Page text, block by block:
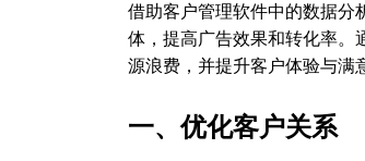
借助客户管理软件中的数据分
体，提高广告效果和转化率。
源浪费，并提升客户体验与满
一、优化客户关系